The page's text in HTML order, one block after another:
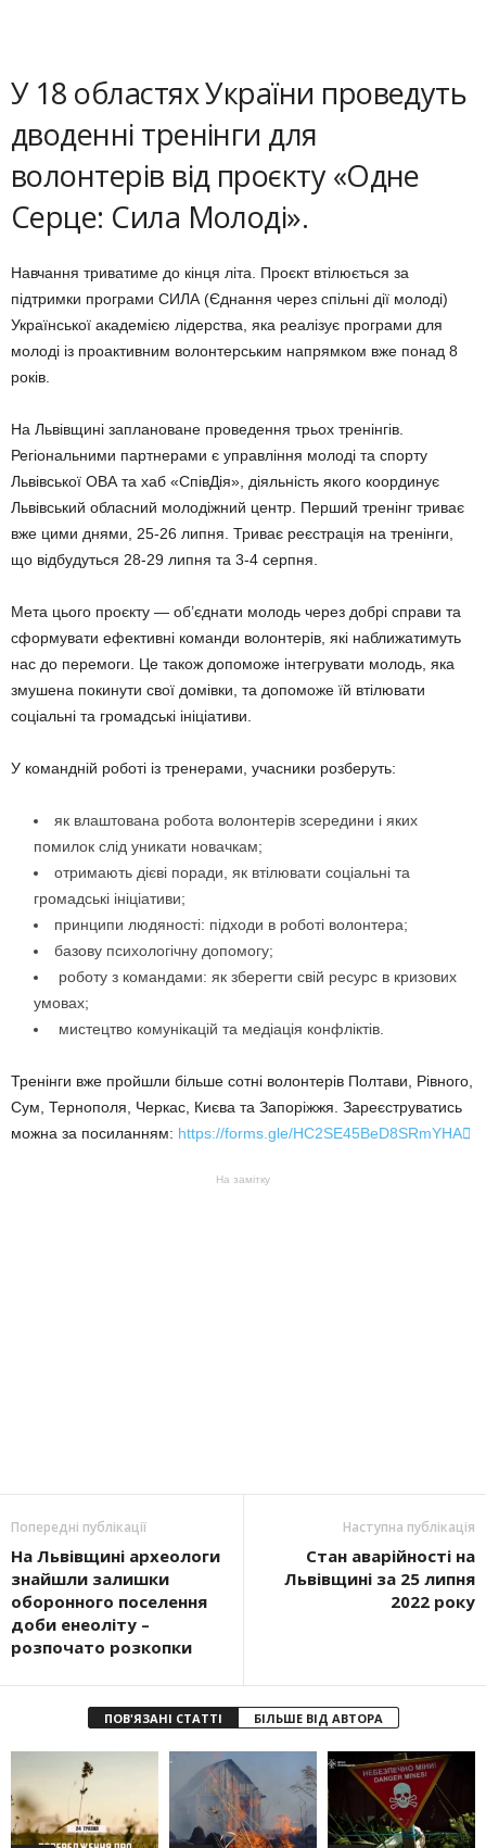
У 18 областях України проведуть
дводенні тренінги для
волонтерів від проєкту «Одне
Серце: Сила Молоді».
Навчання триватиме до кінця літа. Проєкт втілюється за
підтримки програми СИЛА (Єднання через спільні дії молоді)
Української академією лідерства, яка реалізує програми для
молоді із проактивним волонтерським напрямком вже понад 8
років.
На Львівщині заплановане проведення трьох тренінгів.
Регіональними партнерами є управління молоді та спорту
Львівської ОВА та хаб «СпівДія», діяльність якого координує
Львівський обласний молодіжний центр. Перший тренінг триває
вже цими днями, 25-26 липня. Триває реєстрація на тренінги,
що відбудуться 28-29 липня та 3-4 серпня.
Мета цього проєкту — об’єднати молодь через добрі справи та
сформувати ефективні команди волонтерів, які наближатимуть
нас до перемоги. Це також допоможе інтегрувати молодь, яка
змушена покинути свої домівки, та допоможе їй втілювати
соціальні та громадські ініціативи.
У командній роботі із тренерами, учасники розберуть:
як влаштована робота волонтерів зсередини і яких
помилок слід уникати новачкам;
отримають дієві поради, як втілювати соціальні та
громадські ініціативи;
принципи людяності: підходи в роботі волонтера;
базову психологічну допомогу;
роботу з командами: як зберегти свій ресурс в кризових
умовах;
мистецтво комунікацій та медіація конфліктів.
Тренінги вже пройшли більше сотні волонтерів Полтави, Рівного,
Сум, Тернополя, Черкас, Києва та Запоріжжя. Зареєструватись
можна за посиланням: https://forms.gle/HC2SE45BeD8SRmYHA
На замітку
Попередні публікації
На Львівщині археологи
знайшли залишки
оборонного поселення
доби енеоліту –
розпочато розкопки
Наступна публікація
Стан аварійності на
Львівщині за 25 липня
2022 року
ПОВ'ЯЗАНІ СТАТТІ БІЛЬШЕ ВІД АВТОРА